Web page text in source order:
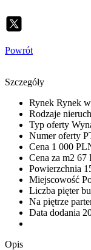
Powrót
Szczegóły
Rynek Rynek
Rodzaje
Typ oferty
Numer oferty
Cena 1 000
Cena za m2 67
Powierzchnia
Miejscowość
Liczba pięter
Na piętrze
Data dodania
Opis